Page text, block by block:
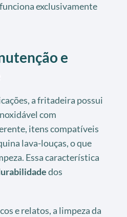
exclusivamente
e
a fritadeira possui
com
itens compatíveis
lava-louças, o que
Essa característica
dos
e relatos, a limpeza da